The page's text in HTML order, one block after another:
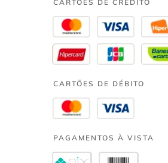
CARTÕES DE CRÉDITO
CARTÕES DE DÉBITO
PAGAMENTOS À VISTA